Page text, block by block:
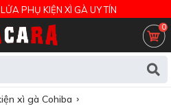
PHỤ KIỆN XÌ GÀ UY TÍN
0
xì gà Cohiba